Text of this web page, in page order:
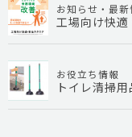
お知らせ・最新
工場向け快
お役立ち情報
トイレ清掃